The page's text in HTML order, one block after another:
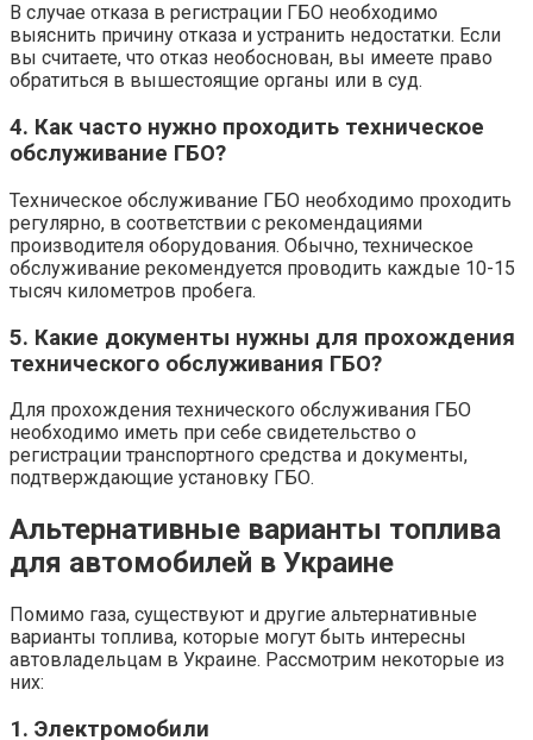
В случае отказа в регистрации ГБО необходимо
выяснить причину отказа и устранить недостатки. Если
вы считаете, что отказ необоснован, вы имеете право
обратиться в вышестоящие органы или в суд.
4. Как часто нужно проходить техническое
обслуживание ГБО?
Техническое обслуживание ГБО необходимо проходить
регулярно, в соответствии с рекомендациями
производителя оборудования. Обычно, техническое
обслуживание рекомендуется проводить каждые 10-15
тысяч километров пробега.
5. Какие документы нужны для прохождения
технического обслуживания ГБО?
Для прохождения технического обслуживания ГБО
необходимо иметь при себе свидетельство о
регистрации транспортного средства и документы,
подтверждающие установку ГБО.
Альтернативные варианты топлива
для автомобилей в Украине
Помимо газа, существуют и другие альтернативные
варианты топлива, которые могут быть интересны
автовладельцам в Украине. Рассмотрим некоторые из
них:
1. Электромобили